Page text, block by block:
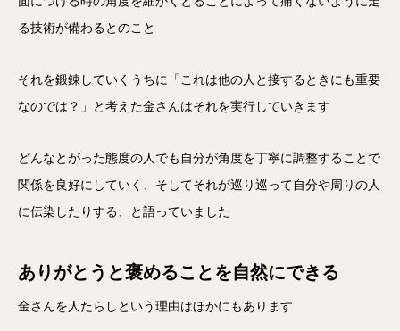
る技術が備わるとのこと
それを鍛錬していくうちに「これは他の人と接するときにも重要
なのでは？」と考えた金さんはそれを実行していきます
どんなとがった態度の人でも自分が角度を丁寧に調整することで
関係を良好にしていく、そしてそれが巡り巡って自分や周りの人
に伝染したりする、と語っていました
ありがとうと褒めることを自然にできる
金さんを人たらしという理由はほかにもあります